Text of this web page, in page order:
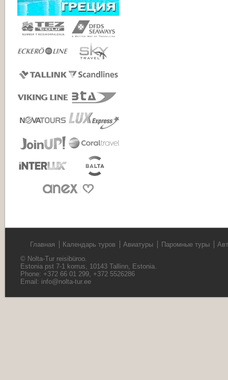
Главная Календарь туров Авиатуры Паромные туры
© Nolta-Tur reisibüroo.
Estonia pst 7-1 korrus, 10143 Tallinn, Estonia.
Phone: +372 66 01 299, +372 5526286
Email: info@nolta-tur.ee